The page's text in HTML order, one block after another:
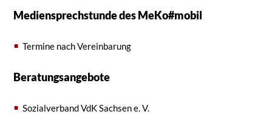
Mediensprechstunde des MeKo#mobil
Termine nach Vereinbarung
Beratungsangebote
Sozialverband VdK Sachsen e. V.